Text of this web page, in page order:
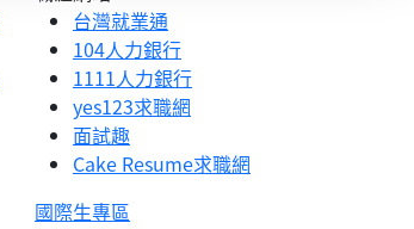
台灣就業通
104人力銀行
1111人力銀行
yes123求職網
面試趣
Cake Resume求職網
國際生專區